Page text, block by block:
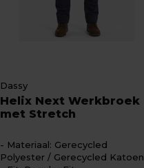
Dassy
Helix Next Werkbroek
met Stretch
Materiaal: Gerecycled
Polyester / Gerecycled Katoen